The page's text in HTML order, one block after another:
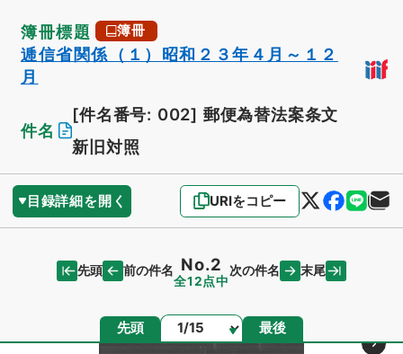
簿冊標題 簿冊
逓信省関係（１）昭和２３年４月～１２
月
件名
[件名番号: 002] 郵便為替法案条文
新旧対照
目録詳細を開く URIをコピー
先頭 前の件名 No.2
全12点中
次の件名 末尾
先頭 ページ 最後